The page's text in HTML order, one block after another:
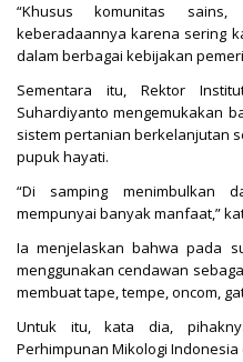
“Khusus komunitas sains,
keberadaannya karena sering
dalam berbagai kebijakan
Sementara itu, Rektor
Suhardiyanto mengemukakan
sistem pertanian berkelanjutan
pupuk hayati.
“Di samping menimbulkan
mempunyai banyak manfaat,”
Ia menjelaskan bahwa pada
menggunakan cendawan
membuat tape, tempe, oncom,
Untuk itu, kata dia,
Perhimpunan Mikologi Indonesia